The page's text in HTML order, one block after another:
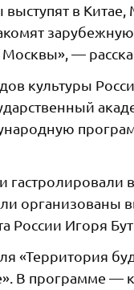
в
—
культуры
организованы
России Игоря
«Территория
В программе